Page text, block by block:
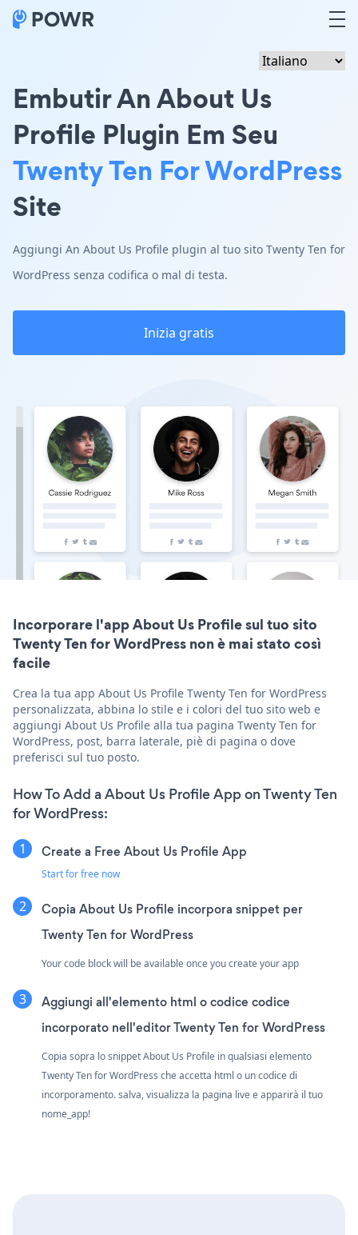
Embutir An About Us
Profile Plugin Em Seu
Twenty Ten For WordPress
Site
Aggiungi An About Us Profile plugin al tuo sito Twenty Ten for
WordPress senza codifica o mal di testa.
Inizia gratis
Incorporare l'app About Us Profile sul tuo sito
Twenty Ten for WordPress non è mai stato così
facile
Crea la tua app About Us Profile Twenty Ten for WordPress
personalizzata, abbina lo stile e i colori del tuo sito web e
aggiungi About Us Profile alla tua pagina Twenty Ten for
WordPress, post, barra laterale, piè di pagina o dove
preferisci sul tuo posto.
How To Add a About Us Profile App on Twenty Ten
for WordPress:
Create a Free About Us Profile App
Start for free now
Copia About Us Profile incorpora snippet per
Twenty Ten for WordPress
Your code block will be available once you create your app
Aggiungi all'elemento html o codice codice
incorporato nell'editor Twenty Ten for WordPress
Copia sopra lo snippet About Us Profile in qualsiasi elemento
Twenty Ten for WordPress che accetta html o un codice di
incorporamento. salva, visualizza la pagina live e apparirà il tuo
nome_app!